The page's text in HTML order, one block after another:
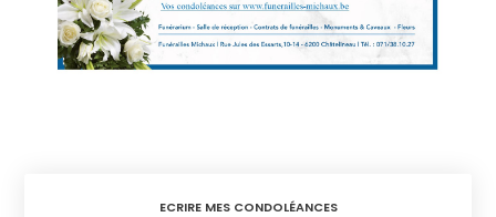
ECRIRE MES CONDOLÉANCES